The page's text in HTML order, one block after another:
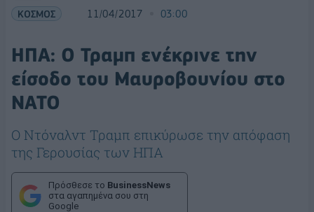
ΚΟΣΜΟΣ 11/04/2017 03:00
ΗΠΑ: Ο Τραμπ ενέκρινε την
είσοδο του Μαυροβουνίου στο
ΝΑΤΟ
Ο Ντόναλντ Τραμπ επικύρωσε την απόφαση
της Γερουσίας των ΗΠΑ
Πρόσθεσε το BusinessNews
στα αγαπημένα σου στη
Google